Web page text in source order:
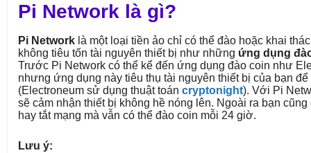
Pi Network là gì?
Pi Network là một loại tiền ảo chỉ có thể đào hoặc khai
không tiêu tốn tài nguyên thiết bị như những ứng dụng
Trước Pi Network có thể kể đến ứng dụng đào coin như
nhưng ứng dụng này tiêu thụ tài nguyên thiết bị của bạn
(Electroneum sử dụng thuật toán cryptonight). Với Pi
sẽ cảm nhận thiết bị không hề nóng lên. Ngoài ra bạn
hay tắt mạng mà vẫn có thể đào coin mỗi 24 giờ.
Lưu ý: